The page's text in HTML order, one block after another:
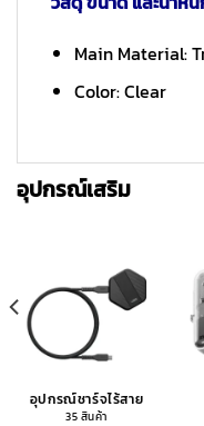
Main Material:
Color: Clear
อุปกรณ์เสริม
อุปกรณ์ชาร์จไร้สาย
35 สินค้า